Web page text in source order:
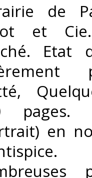
de
et
Etat
pages.
en